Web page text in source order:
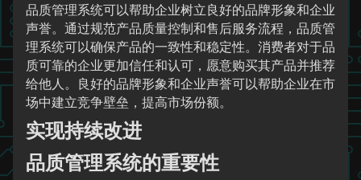
品质管理系统可以帮助企业树立良好的品牌形象和企业
声誉。通过规范产品质量控制和售后服务流程，品质管
理系统可以确保产品的一致性和稳定性。消费者对于品
质可靠的企业更加信任和认可，愿意购买其产品并推荐
给他人。良好的品牌形象和企业声誉可以帮助企业在市
场中建立竞争壁垒，提高市场份额。
实现持续改进
品质管理系统的重要性